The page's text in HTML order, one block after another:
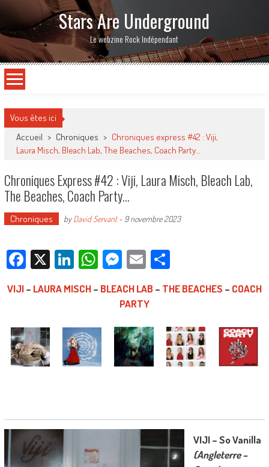
Stars Are Underground
Le webzine Rock Indépendant
Vous êtes ici
Accueil > Chroniques > Chroniques express #42 : Viji,
Laura Misch, Bleach Lab, The Beaches, Coach Party…
Chroniques Express #42 : Viji, Laura Misch, Bleach Lab,
The Beaches, Coach Party…
Chroniques byDavid Servant- 9 novembre 2023
Facebook
X LinkedIn
WhatsApp
Messenger
EmailPartager
VIJI– LAURA MISCH– BLEACH LAB – THE BEACHES – COACH
PARTY
VIJI – So Vanilla
(Angleterre –